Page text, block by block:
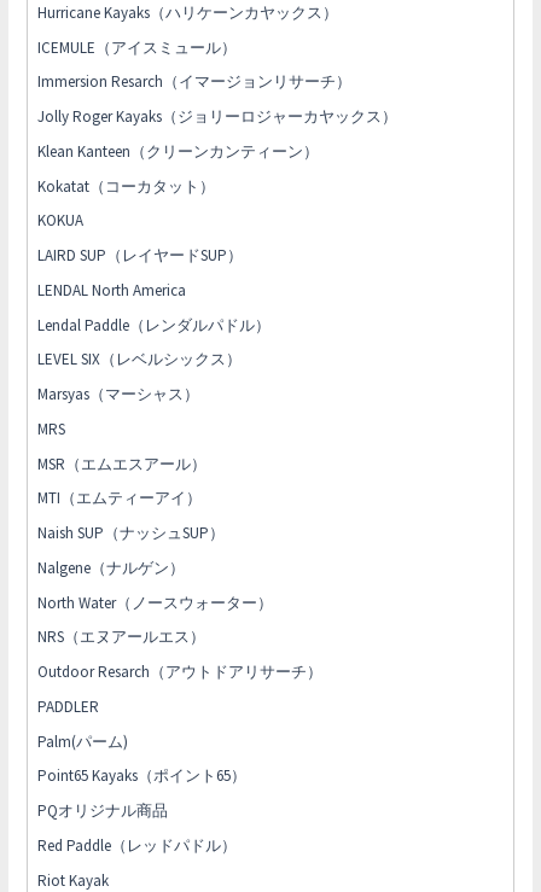
Hurricane Kayaks（ハリケーンカヤックス）
ICEMULE（アイスミュール）
Immersion Resarch（イマージョンリサーチ）
Jolly Roger Kayaks（ジョリーロジャーカヤックス）
Klean Kanteen（クリーンカンティーン）
Kokatat（コーカタット）
KOKUA
LAIRD SUP（レイヤードSUP）
LENDAL North America
Lendal Paddle（レンダルパドル）
LEVEL SIX（レベルシックス）
Marsyas（マーシャス）
MRS
MSR（エムエスアール）
MTI（エムティーアイ）
Naish SUP（ナッシュSUP）
Nalgene（ナルゲン）
North Water（ノースウォーター）
NRS（エヌアールエス）
Outdoor Resarch（アウトドアリサーチ）
PADDLER
Palm(パーム)
Point65 Kayaks（ポイント65）
PQオリジナル商品
Red Paddle（レッドパドル）
Riot Kayak